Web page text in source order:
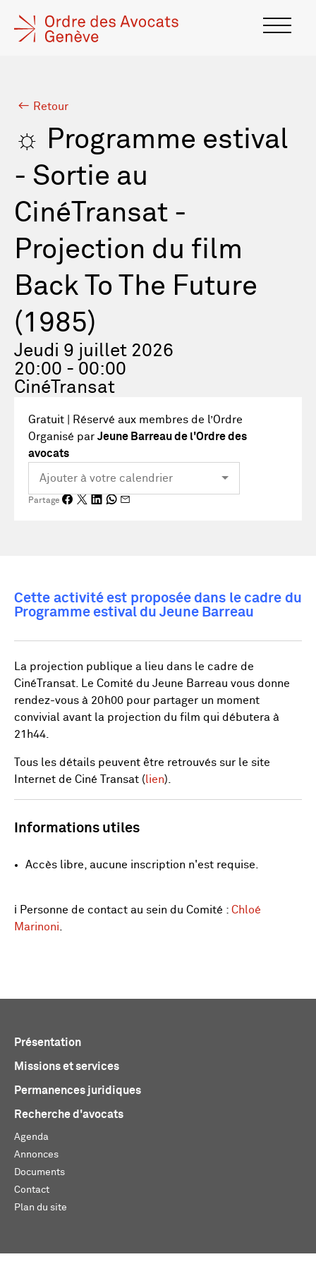
Retour
☼ Programme estival
- Sortie au
CinéTransat -
Projection du film
Back To The Future
(1985)
Jeudi 9 juillet 2026
20:00 - 00:00
CinéTransat
Gratuit | Réservé aux membres de l’Ordre
Organisé par Jeune Barreau de l'Ordre des
avocats
Partage
Cette activité est proposée dans le cadre du
Programme estival du Jeune Barreau
La projection publique a lieu dans le cadre de
CinéTransat. Le Comité du Jeune Barreau vous donne
rendez-vous à 20h00 pour partager un moment
convivial avant la projection du film qui débutera à
21h44.
Tous les détails peuvent être retrouvés sur le site
Internet de Ciné Transat ( lien).
Informations utiles
Accès libre, aucune inscription n'est requise.
ℹ️ Personne de contact au sein du Comité : Chloé
Marinoni
Présentation
Missions et services
Permanences juridiques
Recherche d'avocats
Agenda
Annonces
Documents
Contact
Plan du site